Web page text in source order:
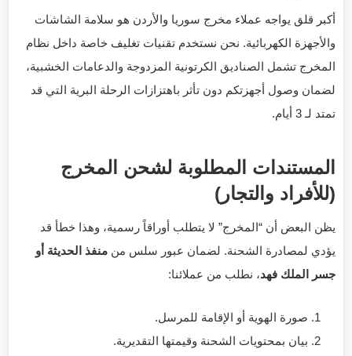
أكبر قلق يواجه عملاء مخرج سوريا والأردن هو سلامة الشاشات
والأجهزة الكهربائية. نحن نستخدم تقنيات تغليف خاصة داخل نظام
المخرج تشمل الصناديق الكرتونية المزدوجة والدعامات الخشبية،
لضمان وصول أجهزتكم دون تأثر باهتزازات الرحلة البرية التي قد
تمتد لـ 3 أيام.
المستندات المطلوبة لشحن المخرج
(للأفراد والتجار)
يظن البعض أن “المخرج” لا يتطلب أوراقاً رسمية، وهذا خطأ قد
يؤدي لمصادرة الشحنة. لضمان عبور سلس من منفذ الحديثة أو
جسر الملك فهد، نطلب من عملائنا:
صورة الهوية أو الإقامة للمرسل.
بيان بمحتويات الشحنة وقيمتها التقديرية.